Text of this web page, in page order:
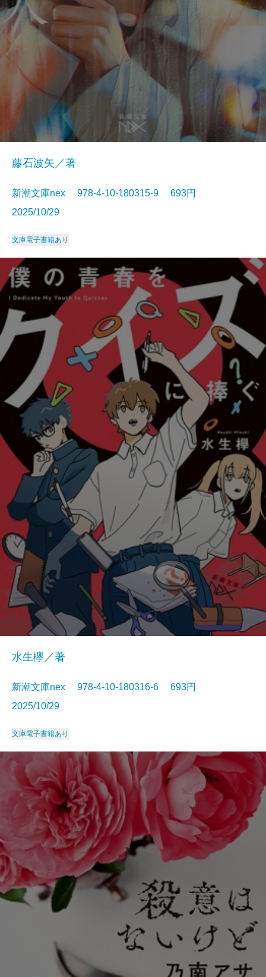
藤石波矢／著
新潮文庫nex 978-4-10-180315-9 693円
2025/10/29
文庫電子書籍あり
水生欅／著
新潮文庫nex 978-4-10-180316-6 693円
2025/10/29
文庫電子書籍あり